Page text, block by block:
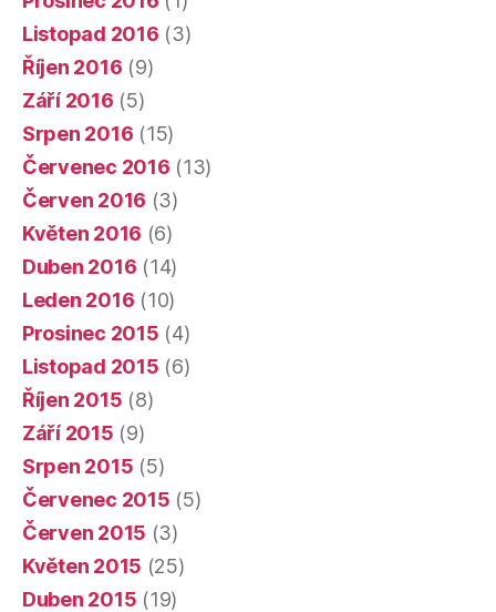
Listopad 2016 (3)
Říjen 2016 (9)
Září 2016 (5)
Srpen 2016 (15)
Červenec 2016 (13)
Červen 2016 (3)
Květen 2016 (6)
Duben 2016 (14)
Leden 2016 (10)
Prosinec 2015 (4)
Listopad 2015 (6)
Říjen 2015 (8)
Září 2015 (9)
Srpen 2015 (5)
Červenec 2015 (5)
Červen 2015 (3)
Květen 2015 (25)
Duben 2015 (19)